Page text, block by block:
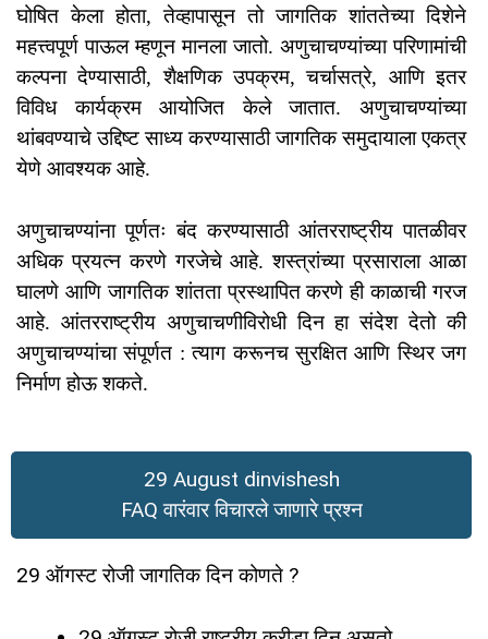
घोषित केला होता, तेव्हापासून तो जागतिक शांततेच्या दिशेने
महत्त्वपूर्ण पाऊल म्हणून मानला जातो. अणुचाचण्यांच्या परिणामांची
कल्पना देण्यासाठी, शैक्षणिक उपक्रम, चर्चासत्रे, आणि इतर
विविध कार्यक्रम आयोजित केले जातात. अणुचाचण्यांच्या
थांबवण्याचे उद्दिष्ट साध्य करण्यासाठी जागतिक समुदायाला एकत्र
येणे आवश्यक आहे.
अणुचाचण्यांना पूर्णतः बंद करण्यासाठी आंतरराष्ट्रीय पातळीवर
अधिक प्रयत्न करणे गरजेचे आहे. शस्त्रांच्या प्रसाराला आळा
घालणे आणि जागतिक शांतता प्रस्थापित करणे ही काळाची गरज
आहे. आंतरराष्ट्रीय अणुचाचणीविरोधी दिन हा संदेश देतो की
अणुचाचण्यांचा संपूर्णत : त्याग करूनच सुरक्षित आणि स्थिर जग
निर्माण होऊ शकते.
29 August dinvishesh
FAQ वारंवार विचारले जाणारे प्रश्न
29 ऑगस्ट रोजी जागतिक दिन कोणते ?